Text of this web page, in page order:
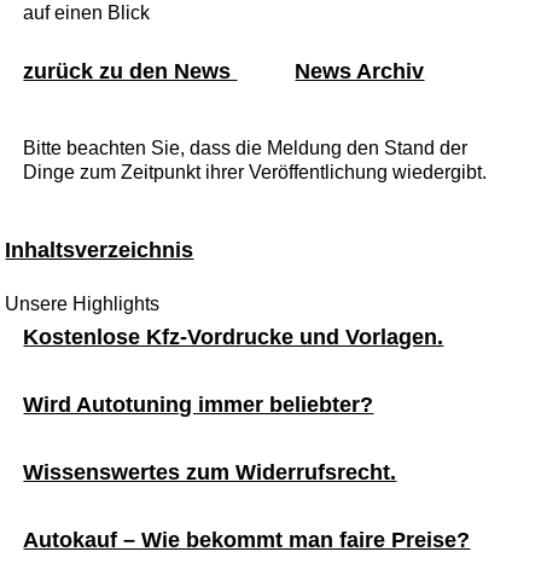
auf einen Blick
zurück zu den News News Archiv
Bitte beachten Sie, dass die Meldung den Stand der
Dinge zum Zeitpunkt ihrer Veröffentlichung wiedergibt.
Inhaltsverzeichnis
Unsere Highlights
Kostenlose Kfz-Vordrucke und Vorlagen.
Wird Autotuning immer beliebter?
Wissenswertes zum Widerrufsrecht.
Autokauf – Wie bekommt man faire Preise?